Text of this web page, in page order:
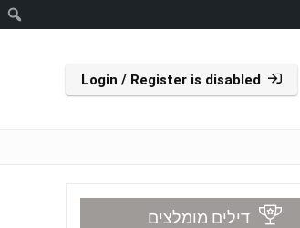
Login / Register is disabled
דילים מומלצים